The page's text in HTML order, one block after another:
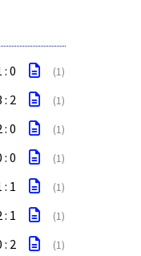
: 0 (1)
: 2 (1)
: 0 (1)
: 0 (1)
: 1 (1)
: 1 (1)
: 2 (1)